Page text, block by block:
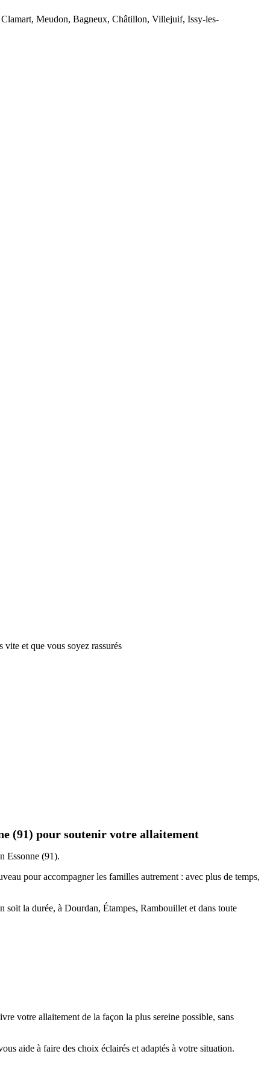
Meudon, Bagneux, Châtillon, Villejuif, Issy-les-
et que vous soyez rassurés
(91) pour soutenir votre allaitement
Essonne (91).
pour accompagner les familles autrement : avec plus de temps,
soit la durée, à Dourdan, Étampes, Rambouillet et dans toute
votre allaitement de la façon la plus sereine possible, sans
aide à faire des choix éclairés et adaptés à votre situation.